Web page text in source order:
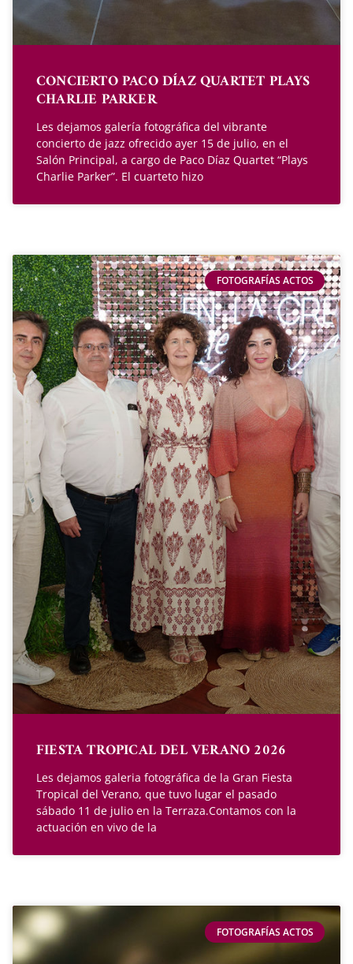
CONCIERTO PACO DÍAZ QUARTET PLAYS
CHARLIE PARKER
Les dejamos galería fotográfica del vibrante
concierto de jazz ofrecido ayer 15 de julio, en el
Salón Principal, a cargo de Paco Díaz Quartet “Plays
Charlie Parker”. El cuarteto hizo
FOTOGRAFÍAS ACTOS
FIESTA TROPICAL DEL VERANO 2026
Les dejamos galeria fotográfica de la Gran Fiesta
Tropical del Verano, que tuvo lugar el pasado
sábado 11 de julio en la Terraza.Contamos con la
actuación en vivo de la
FOTOGRAFÍAS ACTOS